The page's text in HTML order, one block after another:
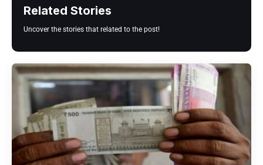
Related Stories
Uncover the stories that related to the post!